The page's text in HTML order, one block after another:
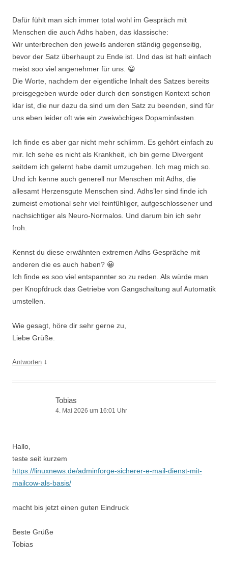
Dafür fühlt man sich immer total wohl im Gespräch mit
Menschen die auch Adhs haben, das klassische:
Wir unterbrechen den jeweils anderen ständig gegenseitig,
bevor der Satz überhaupt zu Ende ist. Und das ist halt einfach
meist soo viel angenehmer für uns. 😀
Die Worte, nachdem der eigentliche Inhalt des Satzes bereits
preisgegeben wurde oder durch den sonstigen Kontext schon
klar ist, die nur dazu da sind um den Satz zu beenden, sind für
uns eben leider oft wie ein zweiwöchiges Dopaminfasten.
Ich finde es aber gar nicht mehr schlimm. Es gehört einfach zu
mir. Ich sehe es nicht als Krankheit, ich bin gerne Divergent
seitdem ich gelernt habe damit umzugehen. Ich mag mich so.
Und ich kenne auch generell nur Menschen mit Adhs, die
allesamt Herzensgute Menschen sind. Adhs’ler sind finde ich
zumeist emotional sehr viel feinfühliger, aufgeschlossener und
nachsichtiger als Neuro-Normalos. Und darum bin ich sehr
froh.
Kennst du diese erwähnten extremen Adhs Gespräche mit
anderen die es auch haben? 😀
Ich finde es soo viel entspannter so zu reden. Als würde man
per Knopfdruck das Getriebe von Gangschaltung auf Automatik
umstellen.
Wie gesagt, höre dir sehr gerne zu,
Liebe Grüße.
Antworten ↓
Tobias
4. Mai 2026 um 16:01 Uhr
Hallo,
teste seit kurzem
https://linuxnews.de/adminforge-sicherer-e-mail-dienst-mit-
mailcow-als-basis/
macht bis jetzt einen guten Eindruck
Beste Grüße
Tobias